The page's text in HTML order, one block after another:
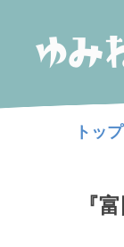
トップ
『